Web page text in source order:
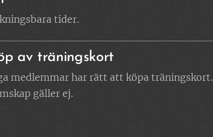
tider.
av träningskort
medlemmar har rätt att köpa träningskort.
gäller ej.